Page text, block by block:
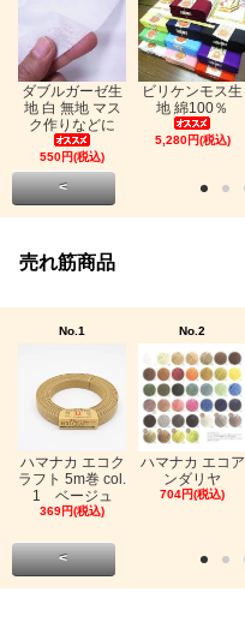
ダブルガーゼ生
地 白 無地 マス
ク作りなどに
550円(税込)
ビリケンモス生
地 綿100％
5,280円(税込)
<
売れ筋商品
No.1
ハマナカ エコク
ラフト 5m巻 col.
1 ベージュ
369円(税込)
No.2
ハマナカ エコア
ンダリヤ
704円(税込)
<